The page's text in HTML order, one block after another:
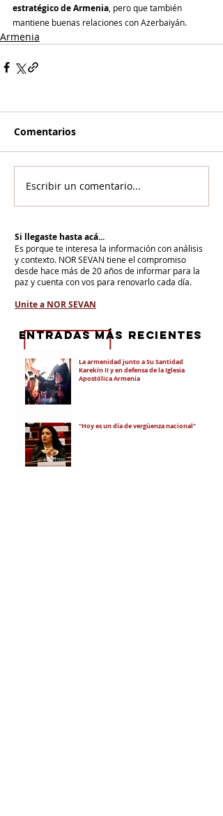
estratégico de Armenia , pero que también
mantiene buenas relaciones con Azerbaiyán.
Armenia
Comentarios
Escribir un comentario...
Si llegaste hasta acá...
Es porque te interesa la información con análisis
y contexto. NOR SEVAN tiene el compromiso
desde hace más de 20 años de informar para la
paz y cuenta con vos para renovarlo cada día.
Unite a NOR SEVAN
La armenidad junto a Su Santidad
Karekín II y en defensa de la Iglesia
Apostólica Armenia
"Hoy es un día de vergüenza nacional"
eNTRADAS MÁS RECIENTES